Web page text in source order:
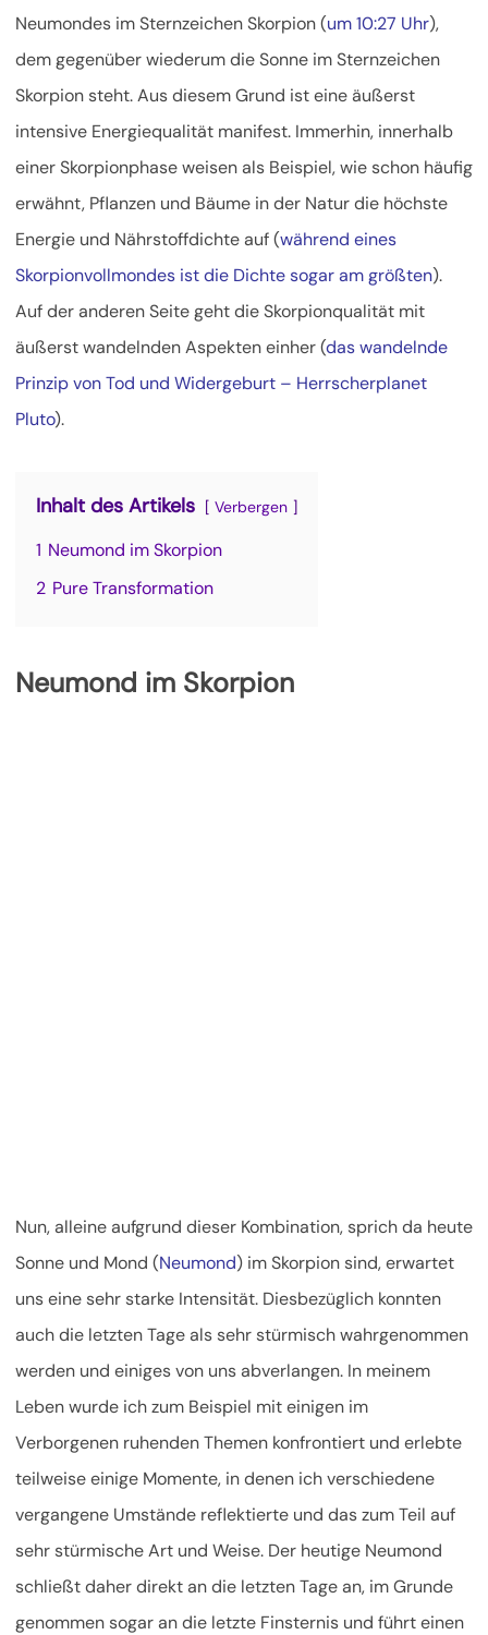
Neumondes im Sternzeichen Skorpion (um 10:27 Uhr),
dem gegenüber wiederum die Sonne im Sternzeichen
Skorpion steht. Aus diesem Grund ist eine äußerst
intensive Energiequalität manifest. Immerhin, innerhalb
einer Skorpionphase weisen als Beispiel, wie schon häufig
erwähnt, Pflanzen und Bäume in der Natur die höchste
Energie und Nährstoffdichte auf (während eines
Skorpionvollmondes ist die Dichte sogar am größten).
Auf der anderen Seite geht die Skorpionqualität mit
äußerst wandelnden Aspekten einher (das wandelnde
Prinzip von Tod und Widergeburt – Herrscherplanet
Pluto).
Inhalt des Artikels Verbergen
1 Neumond im Skorpion
2 Pure Transformation
Neumond im Skorpion
Nun, alleine aufgrund dieser Kombination, sprich da heute
Sonne und Mond (Neumond) im Skorpion sind, erwartet
uns eine sehr starke Intensität. Diesbezüglich konnten
auch die letzten Tage als sehr stürmisch wahrgenommen
werden und einiges von uns abverlangen. In meinem
Leben wurde ich zum Beispiel mit einigen im
Verborgenen ruhenden Themen konfrontiert und erlebte
teilweise einige Momente, in denen ich verschiedene
vergangene Umstände reflektierte und das zum Teil auf
sehr stürmische Art und Weise. Der heutige Neumond
schließt daher direkt an die letzten Tage an, im Grunde
genommen sogar an die letzte Finsternis und führt einen